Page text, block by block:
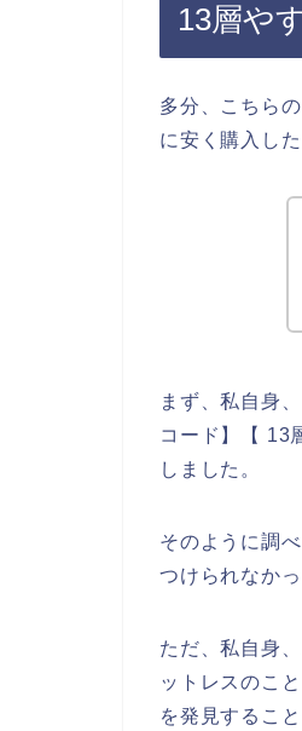
13層や
多分、こちら
に安く購入し
まず、私自身
コード】【 13
しました。
そのように調
つけられなか
ただ、私自身
ットレスのこ
を発見するこ